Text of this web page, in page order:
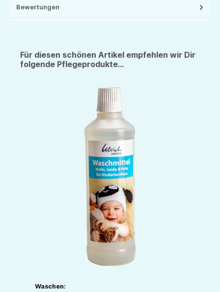
Bewertungen
Für diesen schönen Artikel empfehlen wir Dir
folgende Pflegeprodukte...
Waschen: